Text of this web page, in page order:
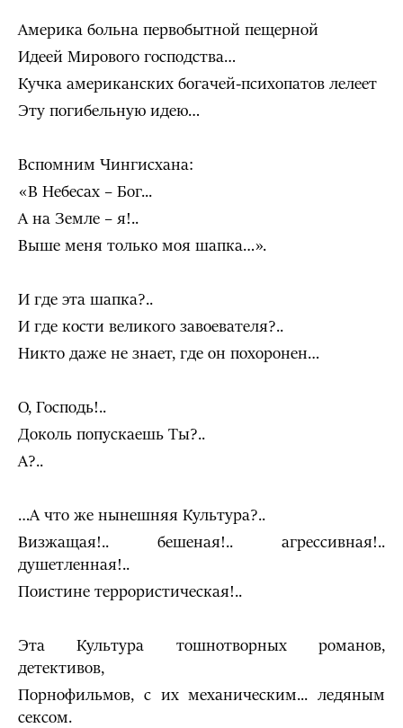
Америка больна первобытной пещерной
Идеей Мирового господства…
Кучка американских богачей-психопатов лелеет
Эту погибельную идею…
Вспомним Чингисхана:
«В Небесах – Бог...
А на Земле – я!..
Выше меня только моя шапка…».
И где эта шапка?..
И где кости великого завоевателя?..
Никто даже не знает, где он похоронен…
О, Господь!..
Доколь попускаешь Ты?..
А?..
…А что же нынешняя Культура?..
Визжащая!.. бешеная!.. агрессивная!..
душетленная!..
Поистине террористическая!..
Эта Культура тошнотворных романов,
детективов,
Порнофильмов, с их механическим... ледяным
сексом.